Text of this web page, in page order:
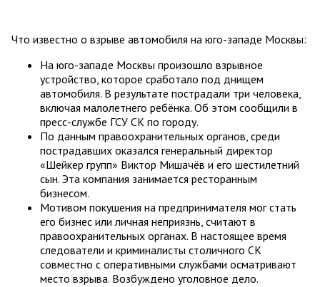
Что известно о взрыве автомобиля на юго-западе Москвы:
На юго-западе Москвы произошло взрывное
устройство, которое сработало под днищем
автомобиля. В результате пострадали три человека,
включая малолетнего ребёнка. Об этом сообщили в
пресс-службе ГСУ СК по городу.
По данным правоохранительных органов, среди
пострадавших оказался генеральный директор
«Шейкер групп» Виктор Мишачёв и его шестилетний
сын. Эта компания занимается ресторанным
бизнесом.
Мотивом покушения на предпринимателя мог стать
его бизнес или личная неприязнь, считают в
правоохранительных органах. В настоящее время
следователи и криминалисты столичного СК
совместно с оперативными службами осматривают
место взрыва. Возбуждено уголовное дело.